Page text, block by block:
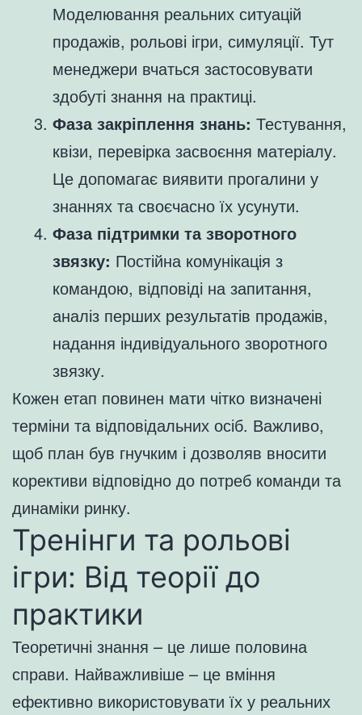
Моделювання реальних ситуацій
продажів, рольові ігри, симуляції. Тут
менеджери вчаться застосовувати
здобуті знання на практиці.
Фаза закріплення знань: Тестування,
квізи, перевірка засвоєння матеріалу.
Це допомагає виявити прогалини у
знаннях та своєчасно їх усунути.
Фаза підтримки та зворотного
звязку: Постійна комунікація з
командою, відповіді на запитання,
аналіз перших результатів продажів,
надання індивідуального зворотного
звязку.
Кожен етап повинен мати чітко визначені
терміни та відповідальних осіб. Важливо,
щоб план був гнучким і дозволяв вносити
корективи відповідно до потреб команди та
динаміки ринку.
Тренінги та рольові
ігри: Від теорії до
практики
Теоретичні знання – це лише половина
справи. Найважливіше – це вміння
ефективно використовувати їх у реальних